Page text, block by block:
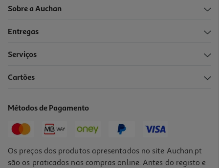
Sobre a Auchan
Entregas
Serviços
Cartões
Métodos de Pagamento
Os preços dos produtos apresentados no site Auchan.pt
são os praticados nas compras online. Antes do registo e